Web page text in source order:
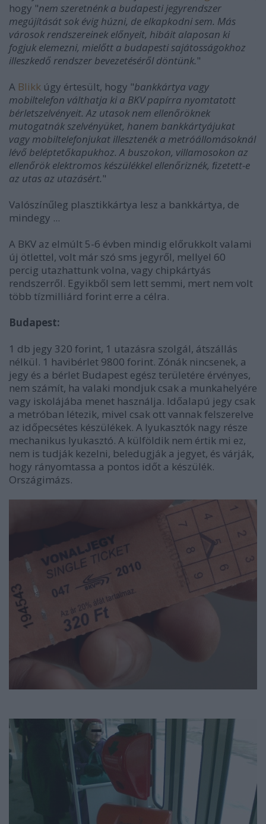
hogy "nem szeretnénk a budapesti jegyrendszer
megújítását sok évig húzni, de elkapkodni sem. Más
városok rendszereinek előnyeit, hibáit alaposan ki
fogjuk elemezni, mielőtt a budapesti sajátosságokhoz
illeszkedő rendszer bevezetéséről döntünk."
A Blikk úgy értesült, hogy "bankkártya vagy
mobiltelefon válthatja ki a BKV papírra nyomtatott
bérletszelvényeit. Az utasok nem ellenőröknek
mutogatnák szelvényüket, hanem bankkártyájukat
vagy mobiltelefonjukat illesztenék a metróállomásoknál
lévő beléptetőkapukhoz. A buszokon, villamosokon az
ellenőrök elektromos készülékkel ellenőriznék, ﬁzetett-e
az utas az utazásért."
Valószínűleg plasztikkártya lesz a bankkártya, de
mindegy ...
A BKV az elmúlt 5-6 évben mindig előrukkolt valami
új ötlettel, volt már szó sms jegyről, mellyel 60
percig utazhattunk volna, vagy chipkártyás
rendszerről. Egyikből sem lett semmi, mert nem volt
több tízmilliárd forint erre a célra.
Budapest:
1 db jegy 320 forint, 1 utazásra szolgál, átszállás
nélkül. 1 havibérlet 9800 forint. Zónák nincsenek, a
jegy és a bérlet Budapest egész területére érvényes,
nem számít, ha valaki mondjuk csak a munkahelyére
vagy iskolájába menet használja. Időalapú jegy csak
a metróban létezik, mivel csak ott vannak felszerelve
az időpecsétes készülékek. A lyukasztók nagy része
mechanikus lyukasztó. A külföldik nem értik mi ez,
nem is tudják kezelni, beledugják a jegyet, és várják,
hogy rányomtassa a pontos időt a készülék.
Országimázs.